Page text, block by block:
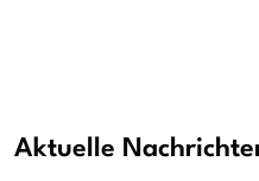
Aktuelle